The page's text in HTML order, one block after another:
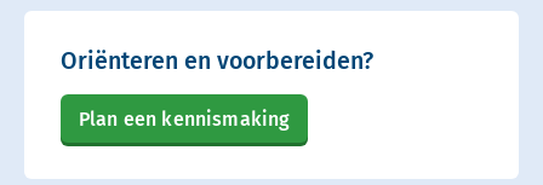
Oriënteren en voorbereiden?
Plan een kennismaking